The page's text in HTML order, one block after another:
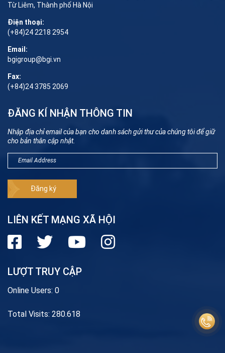
Từ Liêm, Thành phố Hà Nội
Điện thoại:
(+84)24 2218 2954
Email:
bgigroup@bgi.vn
Fax:
(+84)24 3785 2069
ĐĂNG KÍ NHẬN THÔNG TIN
Nhập địa chỉ email của bạn cho danh sách gửi thư của chúng tôi để giữ
cho bản thân cập nhật.
LIÊN KẾT MẠNG XÃ HỘI
LƯỢT TRUY CẬP
Online Users: 0
Total Visits: 280.618